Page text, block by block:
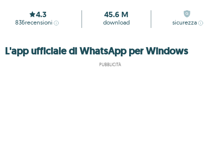
4.3
836recensioni
45.6 M
download sicurezza
L'app ufficiale di WhatsApp per Windows
PUBBLICITÀ